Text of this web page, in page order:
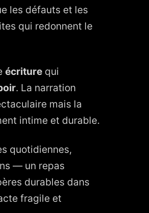
les défauts et les
qui redonnent le
écriture qui
. La narration
mais la
intime et durable.
quotidiennes,
— un repas
durables dans
fragile et